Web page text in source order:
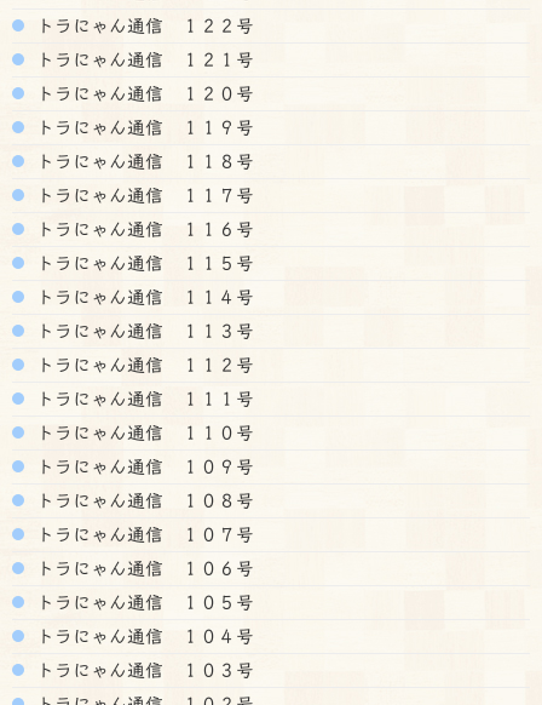
トラにゃん通信 １２２号
トラにゃん通信 １２１号
トラにゃん通信 １２０号
トラにゃん通信 １１９号
トラにゃん通信 １１８号
トラにゃん通信 １１７号
トラにゃん通信 １１６号
トラにゃん通信 １１５号
トラにゃん通信 １１４号
トラにゃん通信 １１３号
トラにゃん通信 １１２号
トラにゃん通信 １１１号
トラにゃん通信 １１０号
トラにゃん通信 １０９号
トラにゃん通信 １０８号
トラにゃん通信 １０７号
トラにゃん通信 １０６号
トラにゃん通信 １０５号
トラにゃん通信 １０４号
トラにゃん通信 １０３号